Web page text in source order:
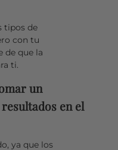
tipos de
con tu
de que la
ti.
un
en el
ya que los